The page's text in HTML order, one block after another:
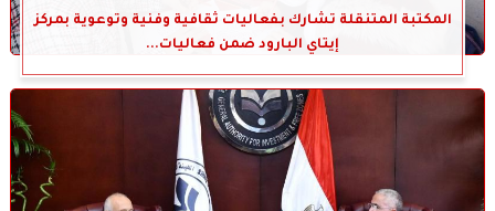
المكتبة المتنقلة تشارك بفعاليات ثقافية وفنية وتوعوية بمركز
إيتاي البارود ضمن فعاليات...